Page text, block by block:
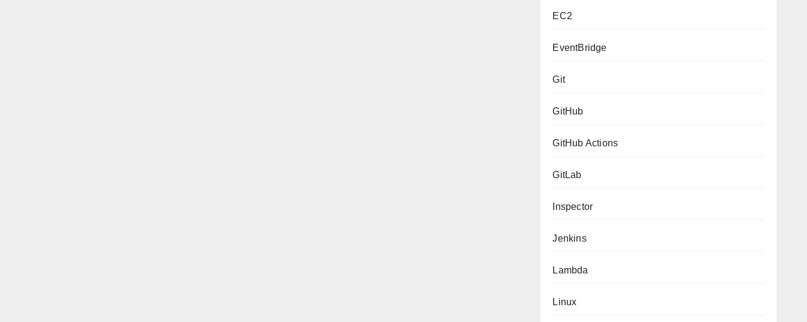
EC2
EventBridge
Git
GitHub
GitHub Actions
GitLab
Inspector
Jenkins
Lambda
Linux